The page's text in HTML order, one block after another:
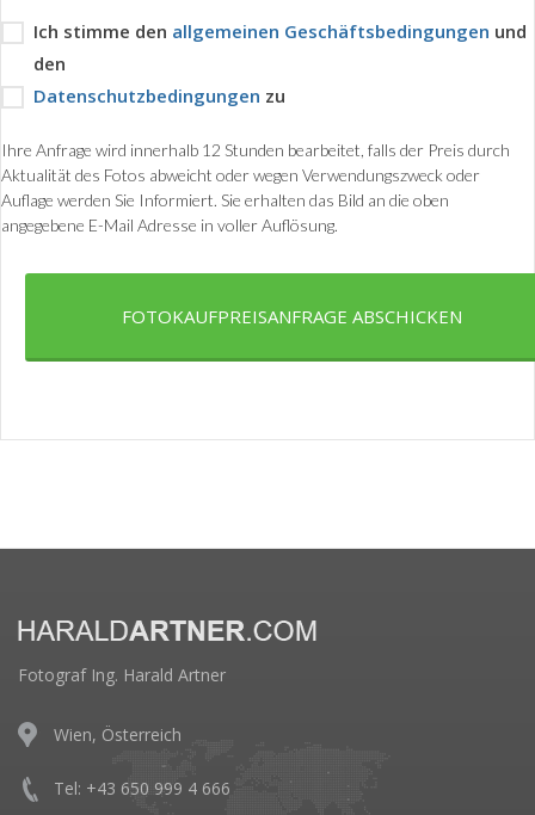
Ich stimme den allgemeinen Geschäftsbedingungen und
den
Datenschutzbedingungen zu
Ihre Anfrage wird innerhalb 12 Stunden bearbeitet, falls der Preis durch
Aktualität des Fotos abweicht oder wegen Verwendungszweck oder
Auflage werden Sie Informiert. Sie erhalten das Bild an die oben
angegebene E-Mail Adresse in voller Auflösung.
FOTOKAUFPREISANFRAGE ABSCHICKEN
Fotograf Ing. Harald Artner
Wien, Österreich
Tel: +43 650 999 4 666